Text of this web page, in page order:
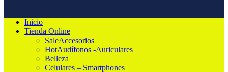
Inicio
Tienda Online
SaleAccesorios
HotAudífonos -Auriculares
Belleza
Celulares – Smartphones